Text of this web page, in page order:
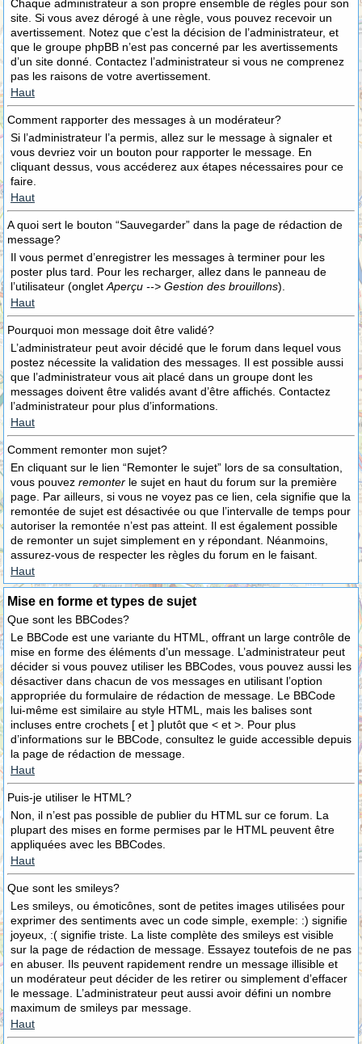
Chaque administrateur a son propre ensemble de règles pour son
site. Si vous avez dérogé à une règle, vous pouvez recevoir un
avertissement. Notez que c’est la décision de l’administrateur, et
que le groupe phpBB n’est pas concerné par les avertissements
d’un site donné. Contactez l’administrateur si vous ne comprenez
pas les raisons de votre avertissement.
Haut
Comment rapporter des messages à un modérateur?
Si l’administrateur l’a permis, allez sur le message à signaler et
vous devriez voir un bouton pour rapporter le message. En
cliquant dessus, vous accéderez aux étapes nécessaires pour ce
faire.
Haut
A quoi sert le bouton “Sauvegarder” dans la page de rédaction de
message?
Il vous permet d’enregistrer les messages à terminer pour les
poster plus tard. Pour les recharger, allez dans le panneau de
l’utilisateur (onglet Aperçu --> Gestion des brouillons).
Haut
Pourquoi mon message doit être validé?
L’administrateur peut avoir décidé que le forum dans lequel vous
postez nécessite la validation des messages. Il est possible aussi
que l’administrateur vous ait placé dans un groupe dont les
messages doivent être validés avant d’être affichés. Contactez
l’administrateur pour plus d’informations.
Haut
Comment remonter mon sujet?
En cliquant sur le lien “Remonter le sujet” lors de sa consultation,
vous pouvez remonter le sujet en haut du forum sur la première
page. Par ailleurs, si vous ne voyez pas ce lien, cela signifie que la
remontée de sujet est désactivée ou que l’intervalle de temps pour
autoriser la remontée n’est pas atteint. Il est également possible
de remonter un sujet simplement en y répondant. Néanmoins,
assurez-vous de respecter les règles du forum en le faisant.
Haut
Mise en forme et types de sujet
Que sont les BBCodes?
Le BBCode est une variante du HTML, offrant un large contrôle de
mise en forme des éléments d’un message. L’administrateur peut
décider si vous pouvez utiliser les BBCodes, vous pouvez aussi les
désactiver dans chacun de vos messages en utilisant l’option
appropriée du formulaire de rédaction de message. Le BBCode
lui-même est similaire au style HTML, mais les balises sont
incluses entre crochets [ et ] plutôt que < et >. Pour plus
d’informations sur le BBCode, consultez le guide accessible depuis
la page de rédaction de message.
Haut
Puis-je utiliser le HTML?
Non, il n’est pas possible de publier du HTML sur ce forum. La
plupart des mises en forme permises par le HTML peuvent être
appliquées avec les BBCodes.
Haut
Que sont les smileys?
Les smileys, ou émoticônes, sont de petites images utilisées pour
exprimer des sentiments avec un code simple, exemple: :) signifie
joyeux, :( signifie triste. La liste complète des smileys est visible
sur la page de rédaction de message. Essayez toutefois de ne pas
en abuser. Ils peuvent rapidement rendre un message illisible et
un modérateur peut décider de les retirer ou simplement d’effacer
le message. L’administrateur peut aussi avoir défini un nombre
maximum de smileys par message.
Haut